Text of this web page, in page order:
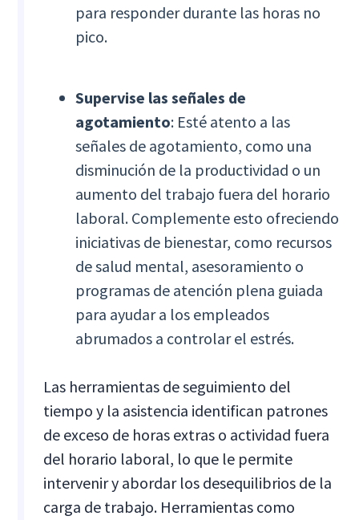
para responder durante las horas no
pico.
Supervise las señales de
agotamiento: Esté atento a las
señales de agotamiento, como una
disminución de la productividad o un
aumento del trabajo fuera del horario
laboral. Complemente esto ofreciendo
iniciativas de bienestar, como recursos
de salud mental, asesoramiento o
programas de atención plena guiada
para ayudar a los empleados
abrumados a controlar el estrés.
Las herramientas de seguimiento del
tiempo y la asistencia identifican patrones
de exceso de horas extras o actividad fuera
del horario laboral, lo que le permite
intervenir y abordar los desequilibrios de la
carga de trabajo. Herramientas como